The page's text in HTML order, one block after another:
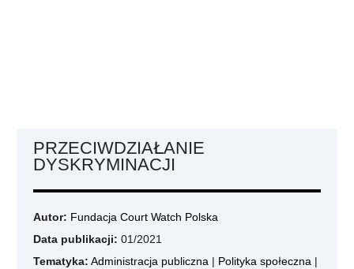
PRZECIWDZIAŁANIE
DYSKRYMINACJI
Autor: Fundacja Court Watch Polska
Data publikacji: 01/2021
Tematyka: Administracja publiczna | Polityka społeczna |